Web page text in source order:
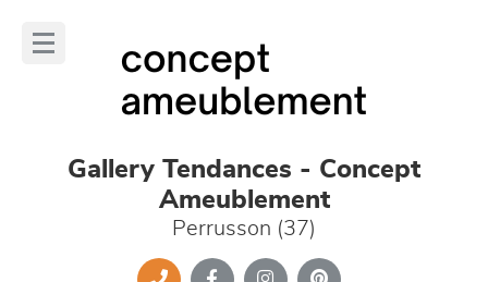
Gallery Tendances - Concept
Ameublement
Perrusson (37)